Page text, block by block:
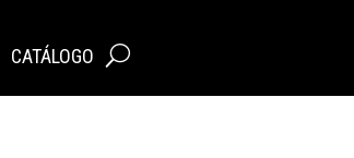
CATÁLOGO